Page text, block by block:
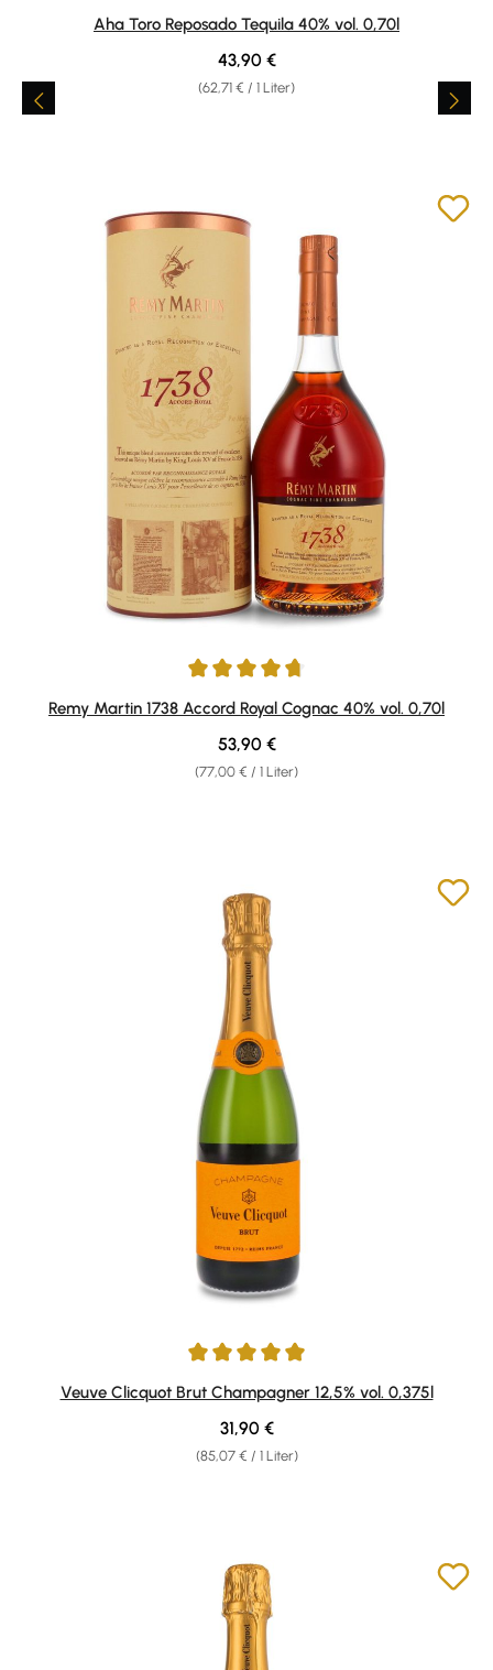
Durchschnittliche Bewertung von 4.9 von 5 Sternen
Aha Toro Reposado Tequila 40% vol. 0,70l
(62,71 € / 1 Liter)
Regulärer Preis:
43,90 €
Durchschnittliche Bewertung von 4.79 von 5 Sternen
Remy Martin 1738 Accord Royal Cognac 40% vol. 0,70l
(77,00 € / 1 Liter)
Regulärer Preis:
53,90 €
Durchschnittliche Bewertung von 5 von 5 Sternen
Veuve Clicquot Brut Champagner 12,5% vol. 0,375l
(85,07 € / 1 Liter)
Regulärer Preis:
31,90 €